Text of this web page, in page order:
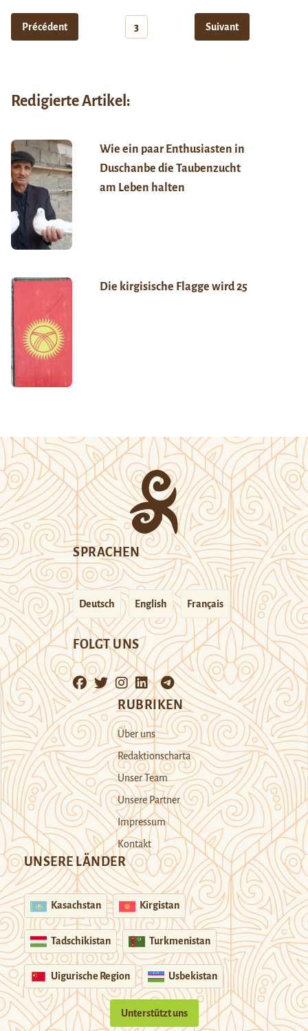
Précédent 3 Suivant
Redigierte Artikel:
Wie ein paar Enthusiasten in
Duschanbe die Taubenzucht
am Leben halten
Die kirgisische Flagge wird 25
SPRACHEN
Deutsch English Français
FOLGT UNS
RUBRIKEN
Über uns
Redaktionscharta
Unser Team
Unsere Partner
Impressum
Kontakt
UNSERE LÄNDER
Kasachstan Kirgistan
Tadschikistan Turkmenistan
Uigurische Region Usbekistan
Unterstützt uns